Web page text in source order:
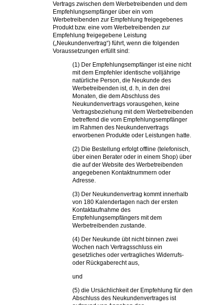
Vertrags zwischen dem Werbetreibenden und dem
Empfehlungsempfänger über ein vom
Werbetreibenden zur Empfehlung freigegebenes
Produkt bzw. eine vom Werbetreibenden zur
Empfehlung freigegebene Leistung
(„Neukundenvertrag“) führt, wenn die folgenden
Voraussetzungen erfüllt sind:
(1) Der Empfehlungsempfänger ist eine nicht
mit dem Empfehler identische volljährige
natürliche Person, die Neukunde des
Werbetreibenden ist, d. h, in den drei
Monaten, die dem Abschluss des
Neukundenvertrags vorausgehen, keine
Vertragsbeziehung mit dem Werbetreibenden
betreffend die vom Empfehlungsempfänger
im Rahmen des Neukundenvertrags
erworbenen Produkte oder Leistungen hatte.
(2) Die Bestellung erfolgt offline (telefonisch,
über einen Berater oder in einem Shop) über
die auf der Website des Werbetreibenden
angegebenen Kontaktnummern oder
Adresse.
(3) Der Neukundenvertrag kommt innerhalb
von 180 Kalendertagen nach der ersten
Kontaktaufnahme des
Empfehlungsempfängers mit dem
Werbetreibenden zustande.
(4) Der Neukunde übt nicht binnen zwei
Wochen nach Vertragsschluss ein
gesetzliches oder vertragliches Widerrufs-
oder Rückgaberecht aus,
und
(5) die Ursächlichkeit der Empfehlung für den
Abschluss des Neukundenvertrages ist